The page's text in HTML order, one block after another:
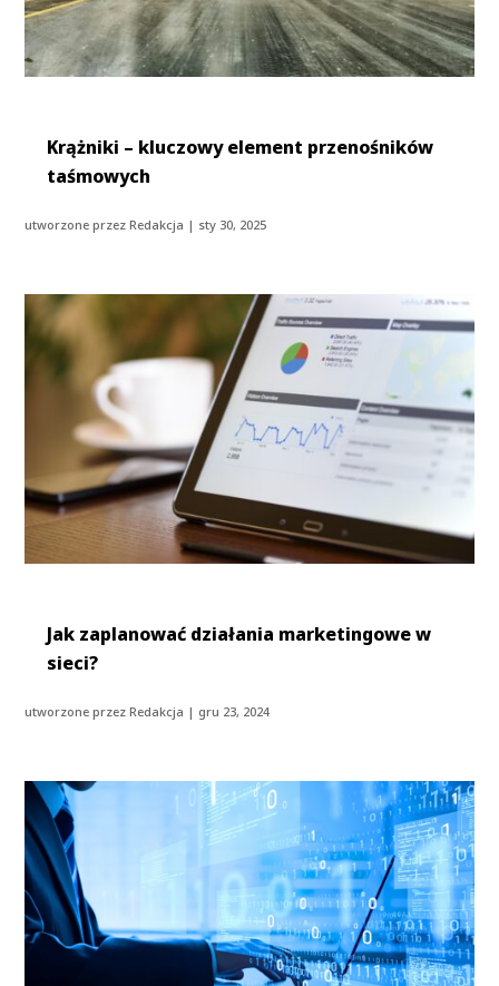
Krążniki – kluczowy element przenośników
taśmowych
utworzone przezRedakcja | sty 30, 2025
Jak zaplanować działania marketingowe w
sieci?
utworzone przezRedakcja | gru 23, 2024